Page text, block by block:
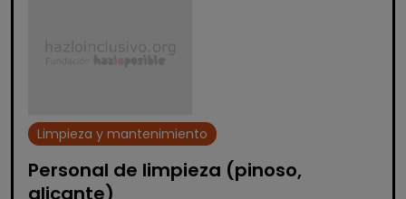
Limpieza y mantenimiento
Personal de limpieza (pinoso,
alicante)